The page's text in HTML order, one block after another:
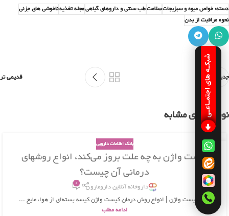
دسته: خواص میوه و سبزیجاتسلامتطب سنتی و داروهای گیاهیمجله تغذیهناخوشی های جزئی
نحوه مراقبت از بدن
جدیدتر قدیمی تر
نوشته های مشابه
26
بهمن
بانک اطلاعات دارویی
کیست واژن به چه علت بروز می‌کند، انواع روشهای
درمانی آن چیست؟
داروخانه آنلاین دارومارو 0
علت کیست واژن | انواع روش درمان کیست واژن کیسه بسته‌ای از هوا، مایع ...
ادامه مطلب
شبکـه های اجتمـاعـی